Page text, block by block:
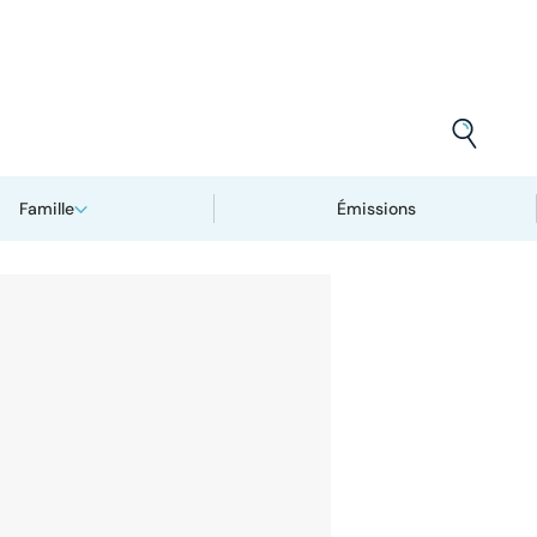
Famille Émissions